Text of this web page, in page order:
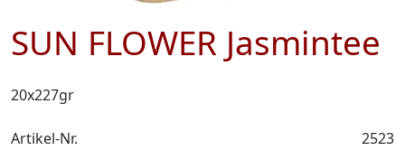
SUN FLOWER Jasmintee
20x227gr
Artikel-Nr. 2523